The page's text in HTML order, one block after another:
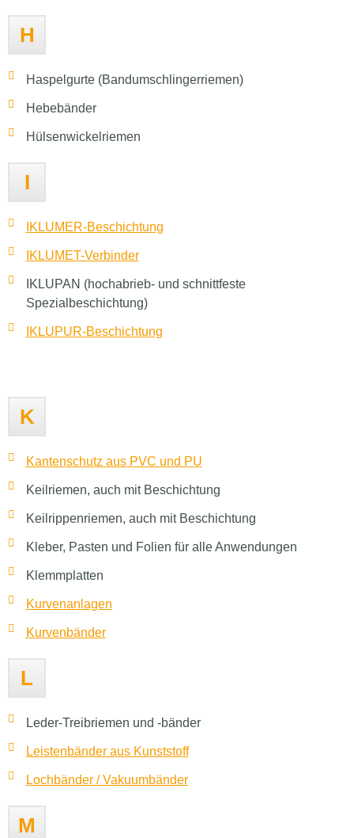
H
Haspelgurte (Bandumschlingerriemen)
Hebebänder
Hülsenwickelriemen
I
IKLUMER-Beschichtung
IKLUMET-Verbinder
IKLUPAN (hochabrieb- und schnittfeste
Spezialbeschichtung)
IKLUPUR-Beschichtung
K
Kantenschutz aus PVC und PU
Keilriemen, auch mit Beschichtung
Keilrippenriemen, auch mit Beschichtung
Kleber, Pasten und Folien für alle Anwendungen
Klemmplatten
Kurvenanlagen
Kurvenbänder
L
Leder-Treibriemen und -bänder
Leistenbänder aus Kunststoff
Lochbänder / Vakuumbänder
M